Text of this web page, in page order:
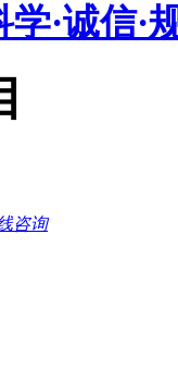
学·诚信·
咨询